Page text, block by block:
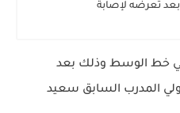
بعد تعرضه لإصابة
في خط الوسط وذلك بعد
المدرب السابق سعيد